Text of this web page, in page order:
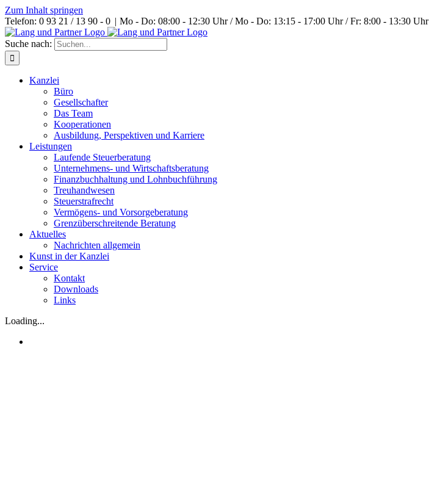
Zum Inhalt springen
Telefon: 0 93 21 / 13 90 - 0 | Mo - Do: 08:00 - 12:30 Uhr / Mo - Do: 13:15 - 17:00 Uhr / Fr: 8:00 - 13:30 Uhr
Suche nach:
Kanzlei
Büro
Gesellschafter
Das Team
Kooperationen
Ausbildung, Perspektiven und Karriere
Leistungen
Laufende Steuerberatung
Unternehmens- und Wirtschaftsberatung
Finanzbuchhaltung und Lohnbuchführung
Treuhandwesen
Steuerstrafrecht
Vermögens- und Vorsorgeberatung
Grenzüberschreitende Beratung
Aktuelles
Nachrichten allgemein
Kunst in der Kanzlei
Service
Kontakt
Downloads
Links
Loading...